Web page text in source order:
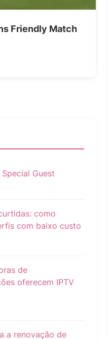
Friendly Match
Guest
como
com baixo custo
de
oferecem IPTV
a renovação de